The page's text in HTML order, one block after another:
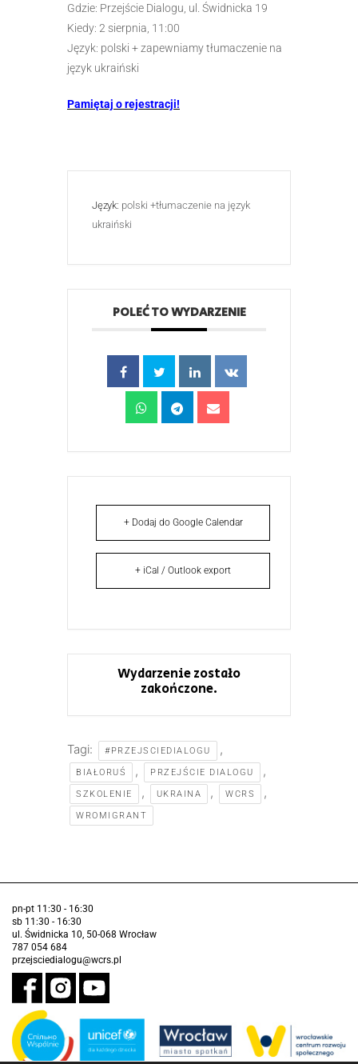
Gdzie: Przejście Dialogu, ul. Świdnicka 19
Kiedy: 2 sierpnia, 11:00
Język: polski + zapewniamy tłumaczenie na
język ukraiński
Pamiętaj o rejestracji!
Język: polski +tłumaczenie na język
ukraiński
POLEĆ TO WYDARZENIE
+ Dodaj do Google Calendar
+ iCal / Outlook export
Wydarzenie zostało
zakończone.
Tagi: #PRZEJSCIEDIALOGU ,
BIAŁORUŚ , PRZEJŚCIE DIALOGU ,
SZKOLENIE , UKRAINA , WCRS ,
WROMIGRANT
pn-pt 11:30 - 16:30
sb 11:30 - 16:30
ul. Świdnicka 10, 50-068 Wrocław
787 054 684
przejsciedialogu@wcrs.pl